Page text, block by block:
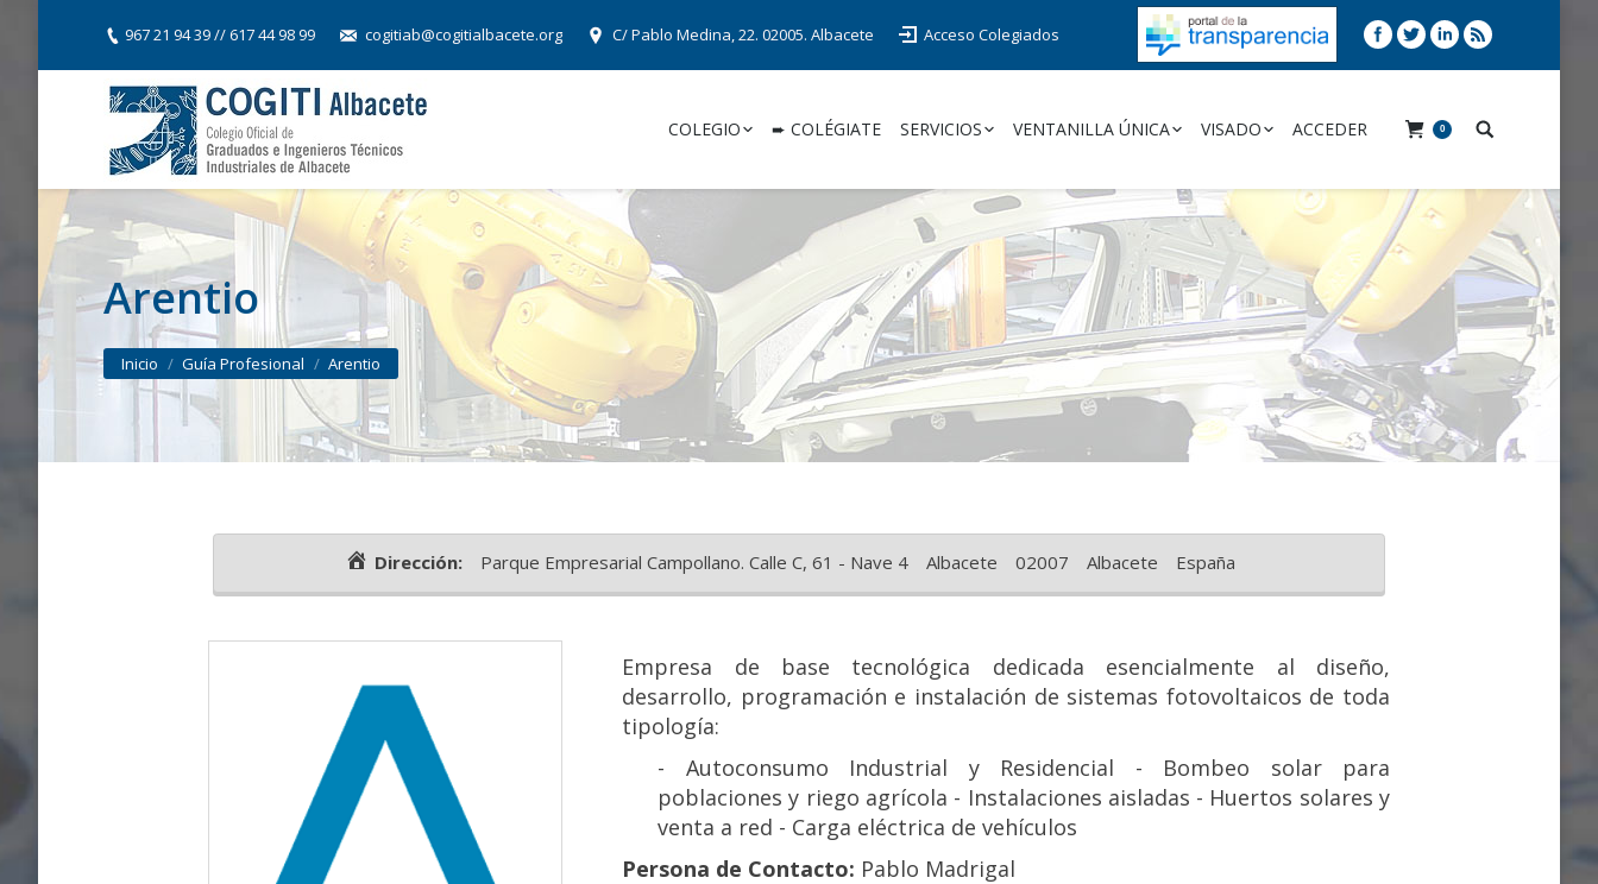
967 21 94 39 // 617 44 98 99 cogitiab@cogitialbacete.org C/ Pablo Medina, 22. 02005. Albacete Acceso Colegiados
COLEGIO ➨ COLÉGIATE SERVICIOS VENTANILLA ÚNICA VISADO ACCEDER 0
Arentio
You are here:
Inicio Guía Profesional Arentio
Dirección: Parque Empresarial Campollano. Calle C, 61 - Nave 4 Albacete 02007 Albacete España
Empresa de base tecnológica dedicada esencialmente al diseño,
desarrollo, programación e instalación de sistemas fotovoltaicos de toda
tipología:
- Autoconsumo Industrial y Residencial - Bombeo solar para
poblaciones y riego agrícola - Instalaciones aisladas - Huertos solares y
venta a red - Carga eléctrica de vehículos
Persona de Contacto: Pablo Madrigal